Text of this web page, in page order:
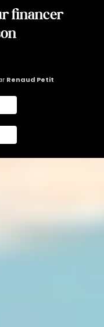
financer
Renaud Petit